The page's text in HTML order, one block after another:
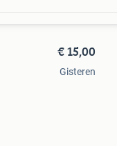
€ 15,00
Gisteren